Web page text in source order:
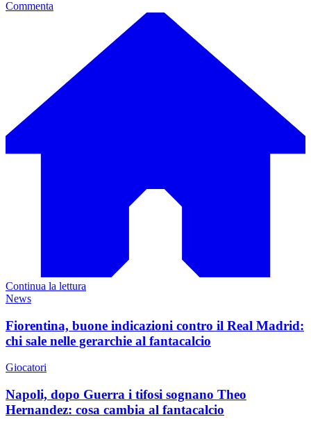
Commenta
Continua la lettura
News
Fiorentina, buone indicazioni contro il Real Madrid:
chi sale nelle gerarchie al fantacalcio
Giocatori
Napoli, dopo Guerra i tifosi sognano Theo
Hernandez: cosa cambia al fantacalcio